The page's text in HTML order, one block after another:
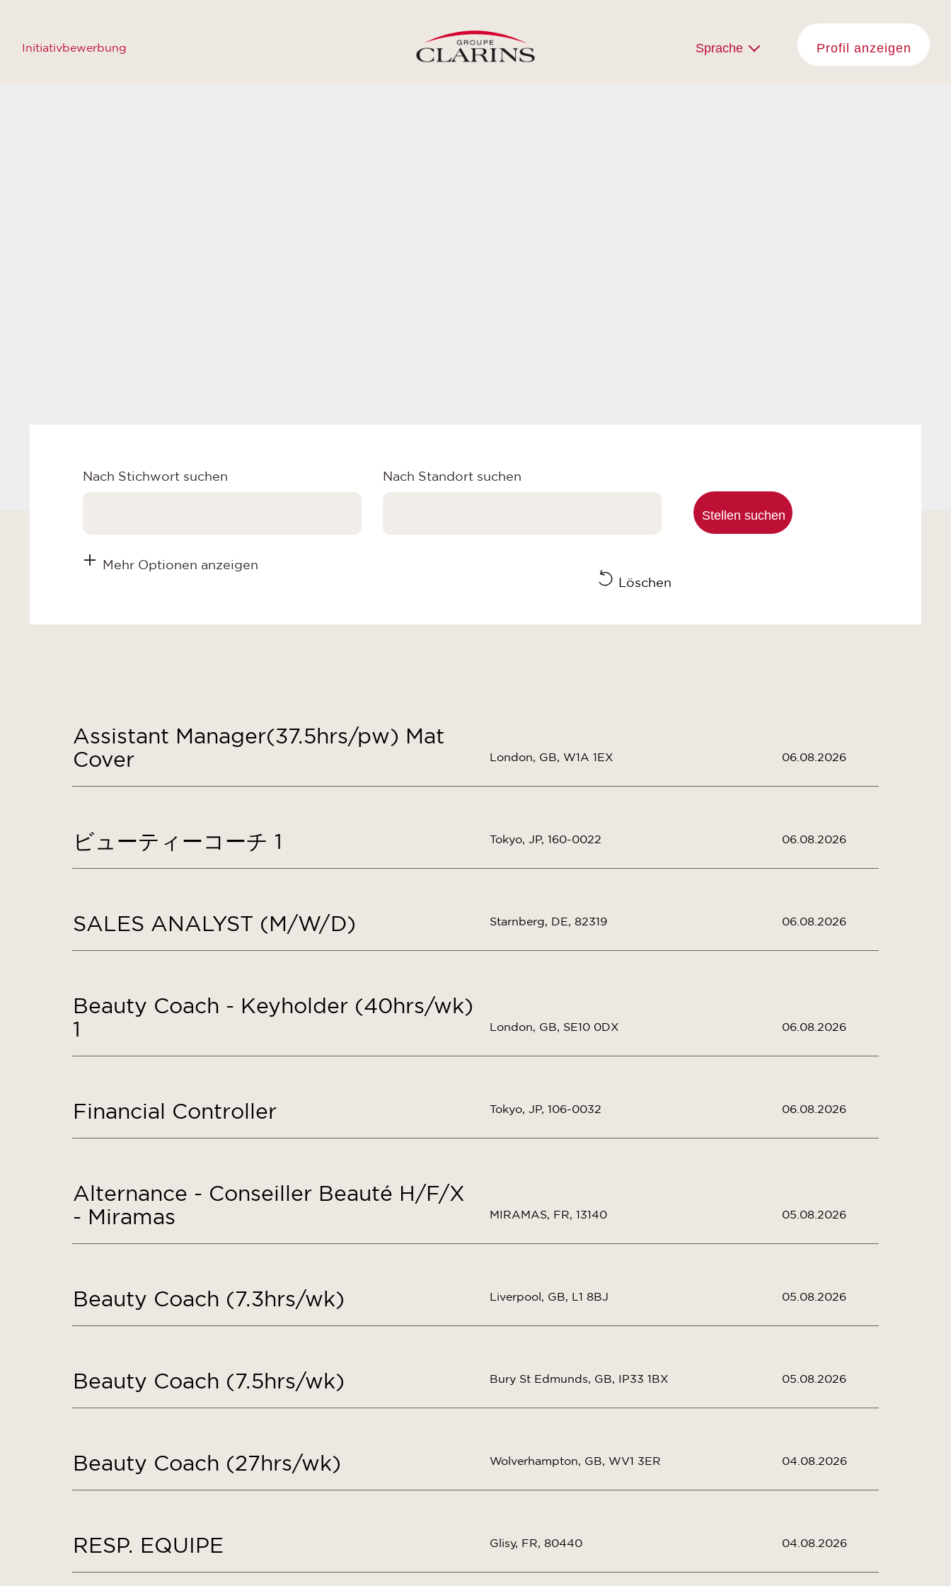
Initiativbewerbung Sprache Profil anzeigen
Nach Stichwort suchen Nach Standort suchen
Mehr Optionen anzeigen
Löschen
Assistant Manager(37.5hrs/pw) Mat
Cover
London, GB, W1A 1EX 06.08.2026
ビューティーコーチ 1 Tokyo, JP, 160-0022 06.08.2026
SALES ANALYST (M/W/D) Starnberg, DE, 82319 06.08.2026
Beauty Coach - Keyholder (40hrs/wk)
1
London, GB, SE10 0DX 06.08.2026
Financial Controller Tokyo, JP, 106-0032 06.08.2026
Alternance - Conseiller Beauté H/F/X
- Miramas
MIRAMAS, FR, 13140 05.08.2026
Beauty Coach (7.3hrs/wk) Liverpool, GB, L1 8BJ 05.08.2026
Beauty Coach (7.5hrs/wk) Bury St Edmunds, GB, IP33 1BX 05.08.2026
Beauty Coach (27hrs/wk) Wolverhampton, GB, WV1 3ER 04.08.2026
RESP. EQUIPE Glisy, FR, 80440 04.08.2026